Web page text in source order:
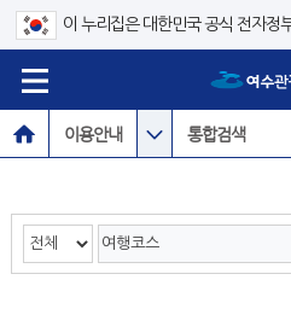
이 누리집은 대한민국 공식 전자정
이용안내 통합검색